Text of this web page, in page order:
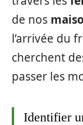
de nos
l’arrivée du
cherchent
passer les
Identifier